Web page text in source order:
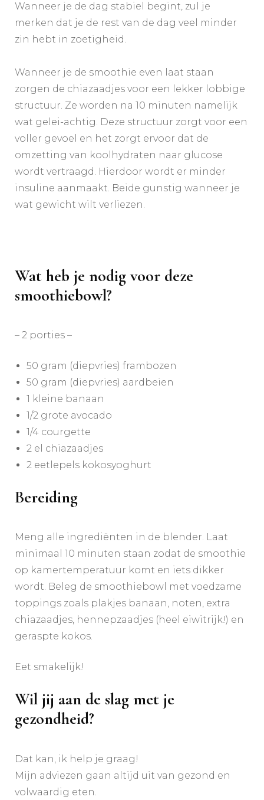
Wanneer je de dag stabiel begint, zul je
merken dat je de rest van de dag veel minder
zin hebt in zoetigheid. ​​​​​​​​
Wanneer je de smoothie even laat staan
zorgen de chiazaadjes voor een lekker lobbige
structuur. Ze worden na 10 minuten namelijk
wat gelei-achtig. Deze structuur zorgt voor een
voller gevoel en het zorgt ervoor dat de
omzetting van koolhydraten naar glucose
wordt vertraagd. Hierdoor wordt er minder
insuline aanmaakt. Beide gunstig wanneer je
wat gewicht wilt verliezen. ​​​​​​​​
Wat heb je nodig voor deze
smoothiebowl? ​​​​​​​​
– 2 porties – ​​​​​​​​
50 gram (diepvries) frambozen​​​​​​​​
50 gram (diepvries) aardbeien​​​​​​​​
1 kleine banaan​​​​​​​​
1/2 grote avocado ​​​​​​​​
1/4 courgette ​​​​​​​​
2 el chiazaadjes​​​​​​​​
2 eetlepels kokosyoghurt ​​​​​​​​
Bereiding
Meng alle ingrediënten in de blender. Laat
minimaal 10 minuten staan zodat de smoothie
op kamertemperatuur komt en iets dikker
wordt. Beleg de smoothiebowl met voedzame
toppings zoals plakjes banaan, noten, extra
chiazaadjes, hennepzaadjes (heel eiwitrijk!) en
geraspte kokos. ​​​​​​​​
Eet smakelijk!
Wil jij aan de slag met je
gezondheid?
Dat kan, ik help je graag!
Mijn adviezen gaan altijd uit van gezond en
volwaardig eten.